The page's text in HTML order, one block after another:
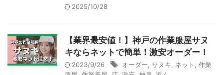
2025/10/28
【業界最安値！】神戸の作業服屋サヌ
キならネットで簡単！激安オーダー！
2023/9/26 オーダー, サヌキ, ネット , 作業